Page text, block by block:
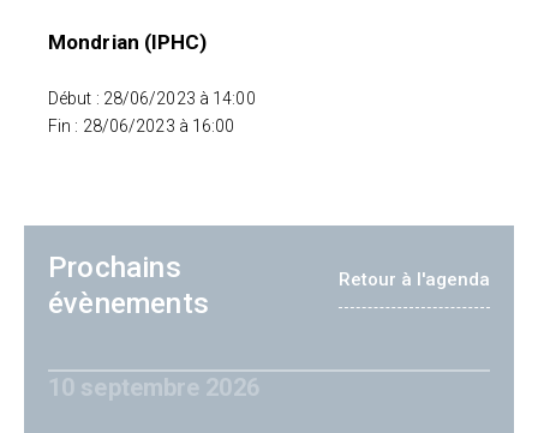
Mondrian (IPHC)
Début : 28/06/2023 à 14:00
Fin : 28/06/2023 à 16:00
Prochains
évènements
Retour à l'agenda
10 septembre 2026